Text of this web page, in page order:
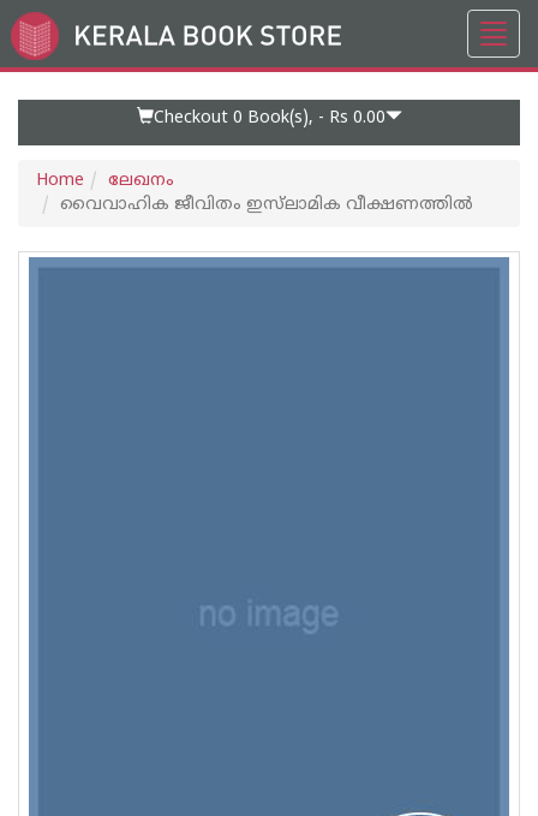
Go
to
Checkout 0 Book(s), - Rs 0.00
Home
ലേഖനം
വൈവാഹിക ജീവിതം ഇസ്‌ലാമിക വീക്ഷണത്തില്‍